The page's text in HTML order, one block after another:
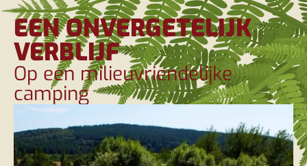
EEN ONVERGETELIJK
VERBLIJF
Op een milieuvriendelijke
camping